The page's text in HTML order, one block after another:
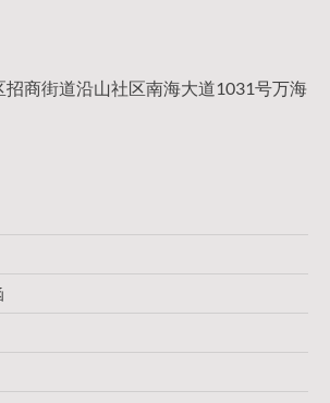
招商街道沿山社区南海大道1031号万海